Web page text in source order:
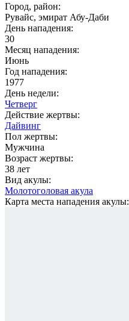
Город, район:
Рувайс, эмират Абу-Даби
День нападения:
30
Месяц нападения:
Июнь
Год нападения:
1977
День недели:
Четверг
Действие жертвы:
Дайвинг
Пол жертвы:
Мужчина
Возраст жертвы:
38 лет
Вид акулы:
Молотоголовая акула
Карта места нападения акулы: